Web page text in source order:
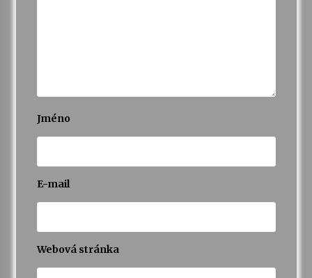
Jméno
E-mail
Webová stránka